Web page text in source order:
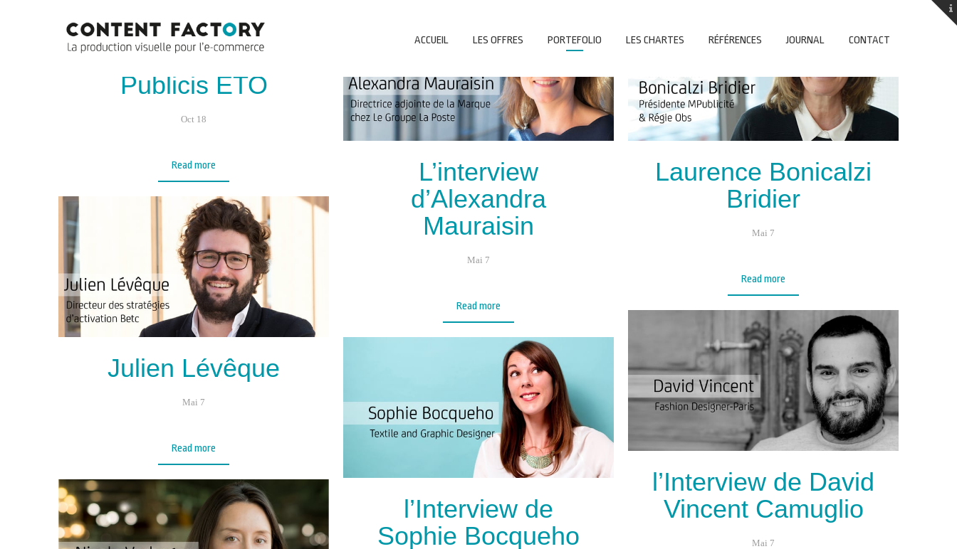
ACCUEIL LES OFFRES PORTEFOLIO LES CHARTES RÉFÉRENCES JOURNAL CONTACT
Yan Claeyssen –
Président chez
Publicis ETO
Oct 18
Read more
L’interview
d’Alexandra
Mauraisin
Mai 7
Read more
Laurence Bonicalzi
Bridier
Mai 7
Read more
Julien Lévêque
Mai 7
Read more
l’Interview de David
Vincent Camuglio
Mai 7
l’Interview de
Sophie Bocqueho